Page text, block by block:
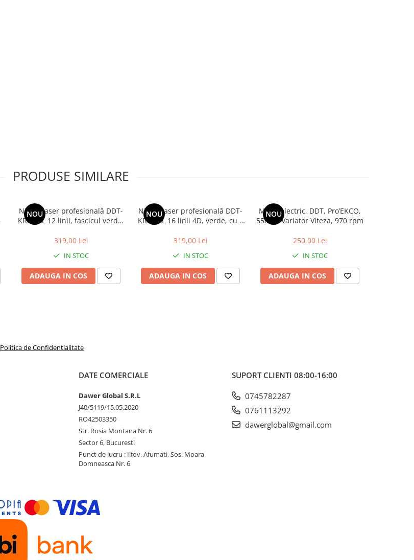
PRODUSE SIMILARE
NOU
Nivelă laser profesională DDT-
KRISTAL 12 linii, fascicul verde,
ochelari de protecție și valiză
319,00 Lei
IN STOC
ADAUGA IN COS
NOU
Nivelă laser profesională DDT-
KRISTAL 16 linii 4D, verde, cu 2
telecomandă, trepied,
319,00 Lei
IN STOC
ADAUGA IN COS
NOU
Mixer electric, DDT, Pro’EKCO,
550 W, Variator Viteza, 970 rpm
250,00 Lei
IN STOC
ADAUGA IN COS
Politica de Confidentialitate
DATE COMERCIALE
Dawer Global S.R.L
J40/5119/15.05.2020
RO42503350
Str. Rosia Montana Nr. 6
Sector 6, Bucuresti
Punct de lucru : Ilfov, Afumati, Sos. Moara
Domneasca Nr. 6
SUPORT CLIENTI 08:00-16:00
0745782287
0761113292
dawerglobal@gmail.com